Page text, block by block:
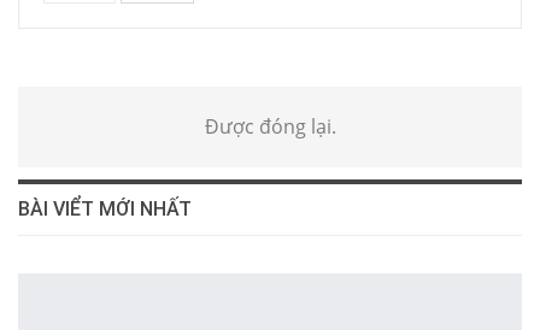
Được đóng lại.
BÀI VIỂT MỚI NHẤT